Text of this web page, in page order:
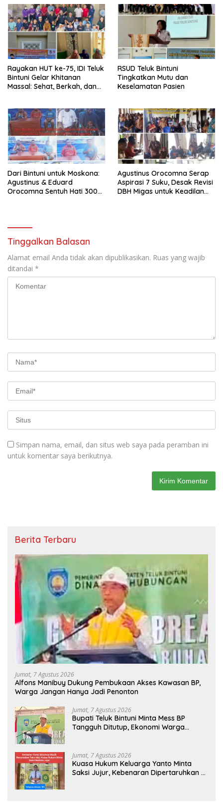
Rayakan HUT ke-75, IDI Teluk
Bintuni Gelar Khitanan
Massal: Sehat, Berkah, dan
RSUD Teluk Bintuni
Tingkatkan Mutu dan
Keselamatan Pasien
Dari Bintuni untuk Moskona:
Agustinus & Eduard
Orocomna Sentuh Hati 300
Agustinus Orocomna Serap
Aspirasi 7 Suku, Desak Revisi
DBH Migas untuk Keadilan
Tinggalkan Balasan
Alamat email Anda tidak akan dipublikasikan. Ruas yang wajib
ditandai *
Simpan nama, email, dan situs web saya pada peramban ini
untuk komentar saya berikutnya.
Berita Terbaru
Jumat, 7 Agustus 2026
Alfons Manibuy Dukung Pembukaan Akses Kawasan BP,
Warga Jangan Hanya Jadi Penonton
Jumat, 7 Agustus 2026
Bupati Teluk Bintuni Minta Mess BP
Tangguh Ditutup, Ekonomi Warga
Jumat, 7 Agustus 2026
Kuasa Hukum Keluarga Yanto Minta
Saksi Jujur, Kebenaran Dipertaruhkan di